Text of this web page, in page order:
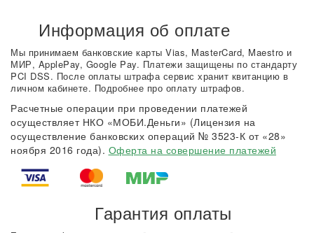
Информация об оплате
Мы принимаем банковские карты Vias, MasterCard, Maestro и
МИР, ApplePay, Google Pay. Платежи защищены по стандарту
PCI DSS. После оплаты штрафа сервис хранит квитанцию в
личном кабинете. Подробнее про оплату штрафов.
Расчетные операции при проведении платежей
осуществляет НКО «МОБИ.Деньги» (Лицензия на
осуществление банковских операций № 3523-К от «28»
ноября 2016 года). Оферта на совершение платежей
Гарантия оплаты